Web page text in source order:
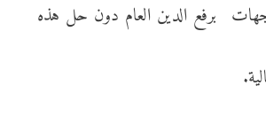
برفع الدين العام دون حل هذه